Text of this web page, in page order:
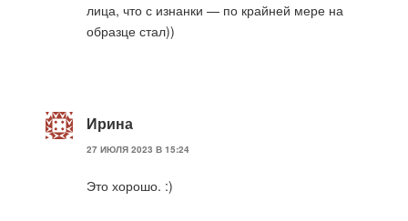
лица, что с изнанки — по крайней мере на
образце стал))
Ирина
27 ИЮЛЯ 2023 В 15:24
Это хорошо. :)